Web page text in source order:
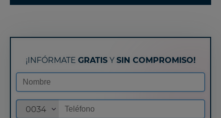
¡INFÓRMATE GRATISY SIN COMPROMISO!
0034